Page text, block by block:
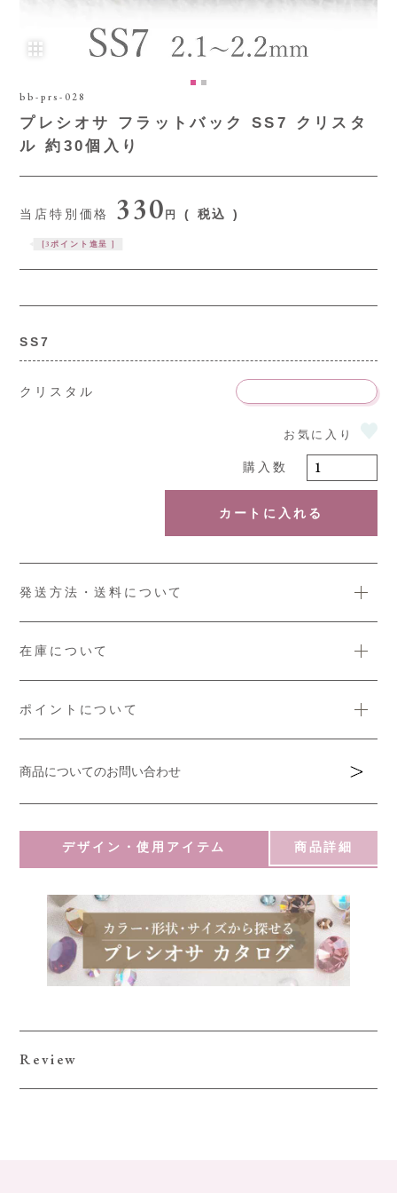
bb-prs-028
プレシオサ フラットバック SS7 クリスタ
ル 約30個入り
当店特別価格 330 税込
[3ポイント進呈 ]
SS7
クリスタル
カートに入れる
発送方法・送料について
在庫について
ポイントについて
商品についてのお問い合わせ
デザイン・使用アイテム 商品詳細
Review